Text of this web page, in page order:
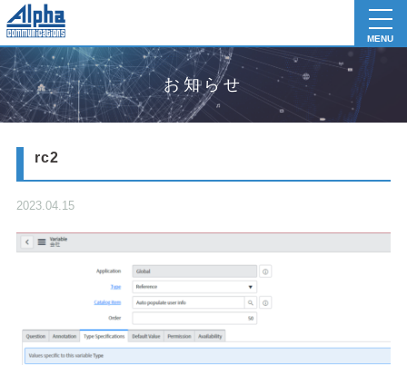
MENU
お知らせ
rc2
2023.04.15